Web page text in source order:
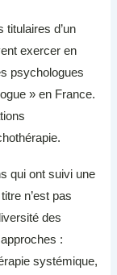
titulaires d’un
exercer en
psychologues
» en France.
qui ont suivi une
n’est pas
des
:
systémique,